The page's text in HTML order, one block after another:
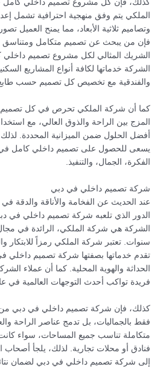
كذلك، فإن كل مشروع تصميم داخلي كامل
الملكي يتم وفق منهجية احترافية تشمل
وتصاميم ثلاثية الأبعاد، مما يمنح العميل
فإن من يبحث عن تصميم متكامل
الشريك المثالي لكل مشروع تصميم
الشركة خدماتها لكافة أنواع المشاريع
والفندقية مع تخصيص كل تصميم حسب
كما أن شركة الملكي تحرص في كل
المزج بين الراحة والذوق العالي، مع
أفضل الحلول ضمن الميزانية المحددة.
يسعى للحصول على تصميم داخلي كامل
الفكرة، الجمال، والتنفيذ.
شركة تصميم داخلي في دبي
عند الحديث عن الفخامة والأناقة والدقة في
الدور الذي تلعبه شركة تصميم داخلي في
الشركة هي شركة الملكي، الرائدة في
سنوات. تعتبر شركة الملكي رمزاً للابتكار
تقدم خدماتها بصفتها شركة تصميم داخلي
الحداثة والهوية المحلية. كما أن عملاء
فريدة تواكب أحدث التوجهات العالمية في
كذلك، فإن شركة تصميم داخلي في دبي
فقط بالجماليات، بل تدمج عناصر الراحة
متكاملة تناسب جميع المساحات، سواء
فنادق أو محلات تجارية. لذلك، يلجأ أصحاب
إلى شركة تصميم داخلي في دبي لضمان